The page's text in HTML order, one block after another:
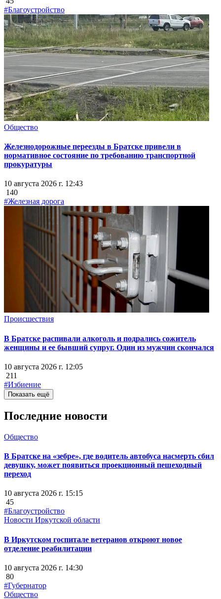
#Благоустройство
Общество
Железнодорожные переезды в Братске привели в
нормативное состояние по требованию транспортной
прокуратуры
10 августа 2026 г. 12:43
140
#Железная дорога
Происшествия
В Братске распивали алкоголь и подрались сожитель
женщины и ее бывший супруг. Один из мужчин скончался
10 августа 2026 г. 12:05
211
#Избиение
Показать ещё
Последние новости
Общество
В Братске на «зебре», где водитель автобуса насмерть сбил
девушку, может появиться проекционный пешеходный
переход
10 августа 2026 г. 15:15
45
#Благоустройство
Новости Иркутской области
В Иркутском госпитале ветеранов откроют новое
отделение реабилитации
10 августа 2026 г. 14:30
80
#Губернатор
Общество